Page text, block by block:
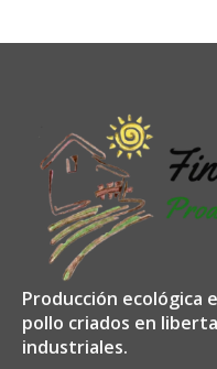
Producción ecológica
pollo criados en
industriales.